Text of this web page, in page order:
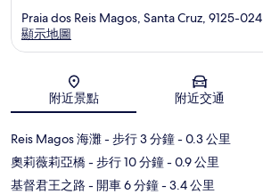
地圖
Praia dos Reis Magos, Santa Cruz, 9125-024
顯示地圖
附近景點 附近交通
Reis Magos 海灘- 步行 3 分鐘- 0.3 公里
奧莉薇莉亞橋- 步行 10 分鐘- 0.9 公里
基督君王之路 - 開車 6 分鐘- 3.4 公里